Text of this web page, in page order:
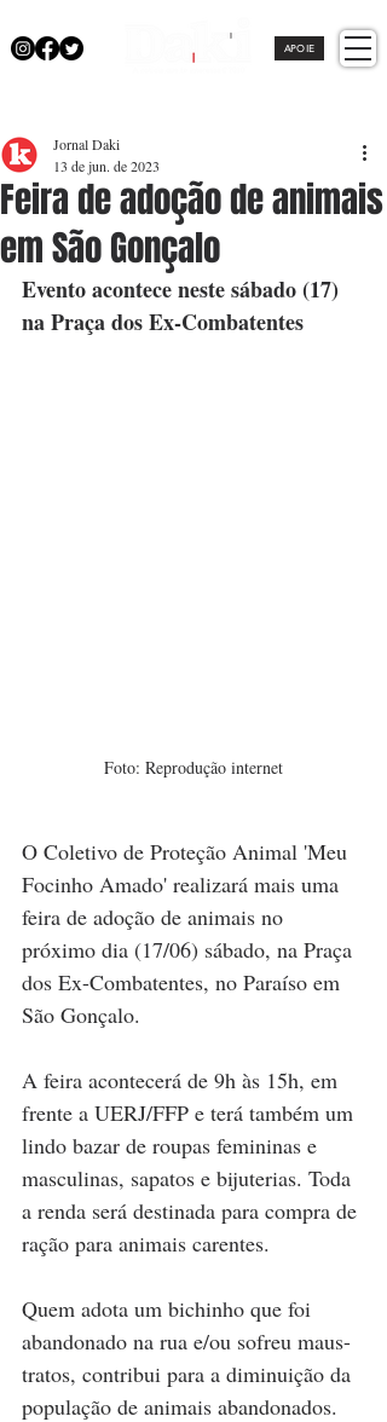
APOIE
Feira de adoção de animais
em São Gonçalo
Jornal Daki
13 de jun. de 2023
Evento acontece neste sábado (17)
na Praça dos Ex-Combatentes
Foto: Reprodução internet
O Coletivo de Proteção Animal 'Meu
Focinho Amado' realizará mais uma
feira de adoção de animais no
próximo dia (17/06) sábado, na Praça
dos Ex-Combatentes, no Paraíso em
São Gonçalo.
A feira acontecerá de 9h às 15h, em
frente a UERJ/FFP e terá também um
lindo bazar de roupas femininas e
masculinas, sapatos e bijuterias. Toda
a renda será destinada para compra de
ração para animais carentes.
Quem adota um bichinho que foi
abandonado na rua e/ou sofreu maus-
tratos, contribui para a diminuição da
população de animais abandonados.